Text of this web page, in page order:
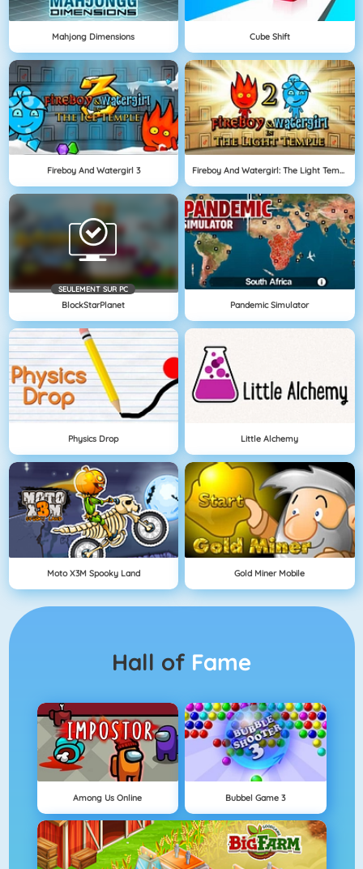
Mahjong Dimensions Cube Shift
Fireboy And Watergirl 3 Fireboy And Watergirl: The Light Temple
SEULEMENT SUR PC
BlockStarPlanet Pandemic Simulator
Physics Drop Little Alchemy
Moto X3M Spooky Land Gold Miner Mobile
Hall of Fame
Among Us Online Bubbel Game 3